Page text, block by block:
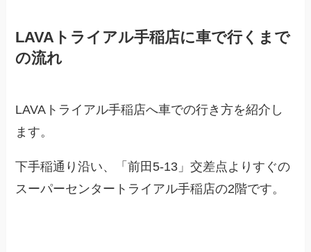
LAVAトライアル手稲店に車で行くまで
の流れ
LAVAトライアル手稲店へ車での行き方を紹介し
ます。
下手稲通り沿い、「前田5-13」交差点よりすぐの
スーパーセンタートライアル手稲店の2階です。